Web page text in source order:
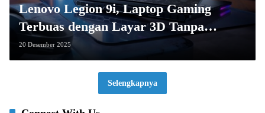
Lenovo Legion 9i, Laptop Gaming
Terbuas dengan Layar 3D Tanpa
Kacamata, Bikin Melongo!
20 Desember 2025
Selengkapnya